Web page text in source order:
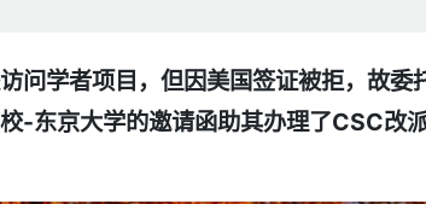
问学者项目，但因美国签证被拒，故委
-东京大学的邀请函助其办理了CSC改